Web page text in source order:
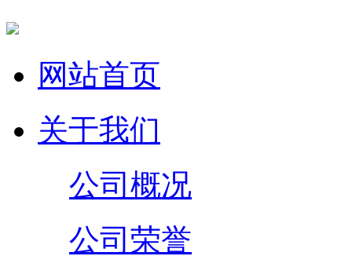
网站首页
关于我们
公司概况
公司荣誉